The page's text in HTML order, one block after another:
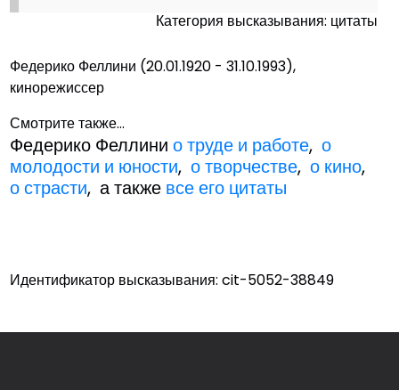
Категория высказывания: цитаты
Федерико Феллини (20.01.1920 - 31.10.1993),
кинорежиссер
Смотрите также...
Федерико Феллинио труде и работе,о
молодости и юности,о творчестве,о кино,
о страсти, а также все его цитаты
Идентификатор высказывания: cit-5052-38849